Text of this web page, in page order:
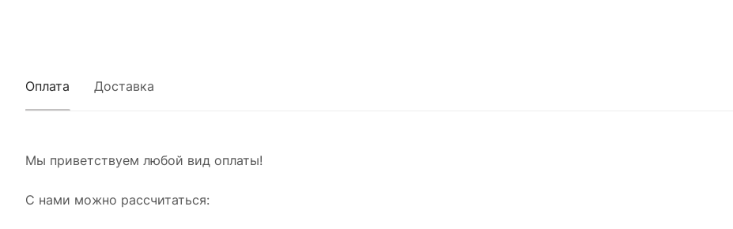
Оплата Доставка
Мы приветствуем любой вид оплаты!
С нами можно рассчитаться: